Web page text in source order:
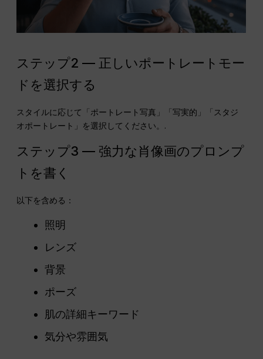
ステップ2 — 正しいポートレートモー
ドを選択する
スタイルに応じて「ポートレート写真」「写実的」「スタジ
オポートレート」を選択してください。.
ステップ3 — 強力な肖像画のプロンプ
トを書く
以下を含める：
照明
レンズ
背景
ポーズ
肌の詳細キーワード
気分や雰囲気